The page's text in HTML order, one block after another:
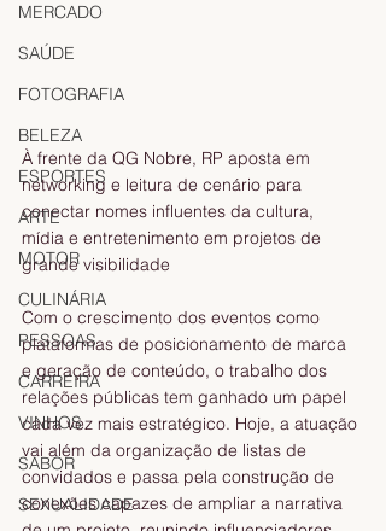
MERCADO
SAÚDE
FOTOGRAFIA
BELEZA
ESPORTES
ARTE
MOTOR
CULINÁRIA
PESSOAS
CARREIRA
VINHOS
SABOR
SEXUALIDADE
À frente da QG Nobre, RP aposta em
networking e leitura de cenário para
conectar nomes influentes da cultura,
mídia e entretenimento em projetos de
grande visibilidade
Com o crescimento dos eventos como
plataformas de posicionamento de marca
e geração de conteúdo, o trabalho dos
relações públicas tem ganhado um papel
cada vez mais estratégico. Hoje, a atuação
vai além da organização de listas de
convidados e passa pela construção de
conexões capazes de ampliar a narrativa